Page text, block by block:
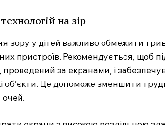
на зір
зору у дітей важливо обмежити
пристроїв. Рекомендується, щоб
за екранами, і
об’єкти. Це допоможе зменшити